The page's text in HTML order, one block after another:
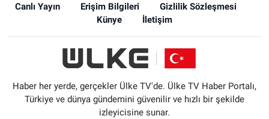
Canlı Yayın Erişim Bilgileri
Gizlilik Sözleşmesi
Künye
İletişim
Haber her yerde, gerçekler Ülke TV'de. Ülke TV Haber Portalı,
Türkiye ve dünya gündemini güvenilir ve hızlı bir şekilde
izleyicisine sunar.